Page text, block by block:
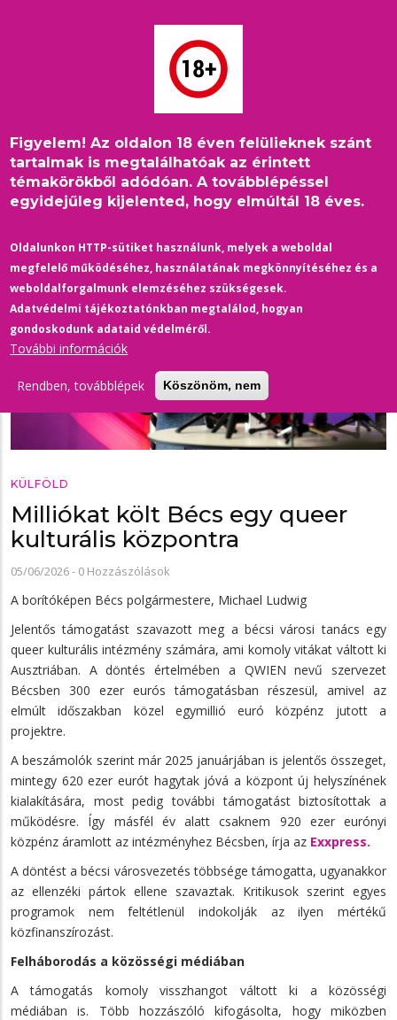
Figyelem! Az oldalon 18 éven felülieknek szánt
tartalmak is megtalálhatóak az érintett
témakörökből adódóan. A továbblépéssel
egyidejűleg kijelented, hogy elmúltál 18 éves.
Oldalunkon HTTP-sütiket használunk, melyek a weboldal
megfelelő működéséhez, használatának megkönnyítéséhez és a
weboldalforgalmunk elemzéséhez szükségesek.
Adatvédelmi tájékoztatónkban megtalálod, hogyan
gondoskodunk adataid védelméről.
További információk
Rendben, továbblépek Köszönöm, nem
Morzsa
Címlap /Külföld /
Milliókat költ Bécs egy queer kulturális központra
KÜLFÖLD
Milliókat költ Bécs egy queer
kulturális központra
05/06/2026- 0 Hozzászólások
A borítóképen Bécs polgármestere, Michael Ludwig
Jelentős támogatást szavazott meg a bécsi városi tanács egy
queer kulturális intézmény számára, ami komoly vitákat váltott ki
Ausztriában. A döntés értelmében a QWIEN nevű szervezet
Bécsben 300 ezer eurós támogatásban részesül, amivel az
elmúlt időszakban közel egymillió euró közpénz jutott a
projektre.
A beszámolók szerint már 2025 januárjában is jelentős összeget,
mintegy 620 ezer eurót hagytak jóvá a központ új helyszínének
kialakítására, most pedig további támogatást biztosítottak a
működésre. Így másfél év alatt csaknem 920 ezer eurónyi
közpénz áramlott az intézményhez Bécsben, írja az Exxpress.
A döntést a bécsi városvezetés többsége támogatta, ugyanakkor
az ellenzéki pártok ellene szavaztak. Kritikusok szerint egyes
programok nem feltétlenül indokolják az ilyen mértékű
közfinanszírozást.
Felháborodás a közösségi médiában
A támogatás komoly visszhangot váltott ki a közösségi
médiában is. Több hozzászóló kifogásolta, hogy miközben